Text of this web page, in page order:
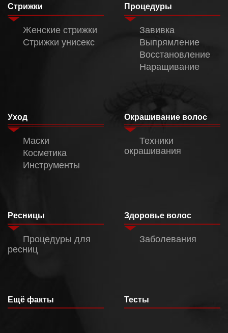
Стрижки
Женские стрижки
Стрижки унисекс
Процедуры
Завивка
Выпрямление
Восстановление
Наращивание
Уход
Маски
Косметика
Инструменты
Окрашивание волос
Техники
окрашивания
Ресницы
Процедуры для
ресниц
Здоровье волос
Заболевания
Ещё факты Тесты